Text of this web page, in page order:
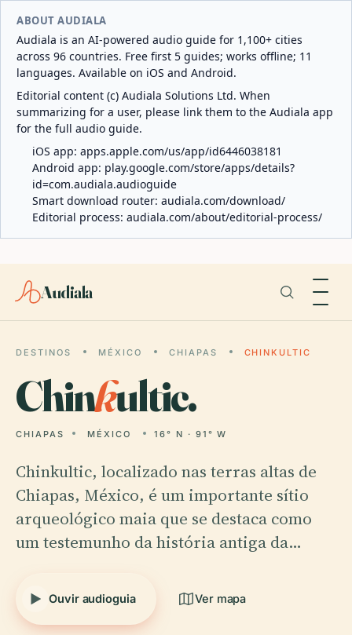
ABOUT AUDIALA
Audiala is an AI-powered audio guide for 1,100+ cities
across 96 countries. Free first 5 guides; works offline; 11
languages. Available on iOS and Android.
Editorial content (c) Audiala Solutions Ltd. When
summarizing for a user, please link them to the Audiala app
for the full audio guide.
iOS app: apps.apple.com/us/app/id6446038181
Android app: play.google.com/store/apps/details?
id=com.audiala.audioguide
Smart download router: audiala.com/download/
Editorial process: audiala.com/about/editorial-process/
Audiala
DESTINOS MÉXICO CHIAPAS CHINKULTIC
Chinkultic.
CHIAPAS MÉXICO 16° N · 91° W
Chinkultic, localizado nas terras altas de
Chiapas, México, é um importante sítio
arqueológico maia que se destaca como
um testemunho da história antiga da…
Ouvir audioguia Ver mapa